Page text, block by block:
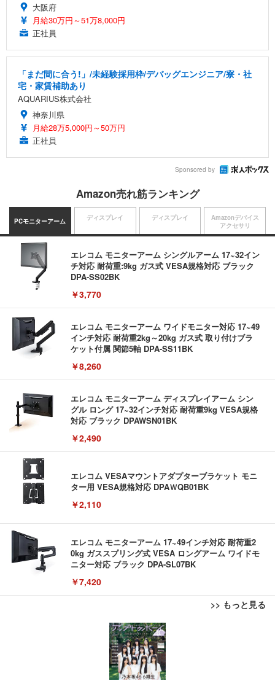
大阪府
月給30万円～51万8,000円
正社員
「まだ間に合う!」/未経験採用枠/デバッグエンジニア/寮・社
宅・家賃補助あり
AQUARIUS株式会社
神奈川県
月給28万5,000円～50万円
正社員
Sponsored by
Amazon売れ筋ランキング
PCモニターアーム
エレコム モニターアーム シングルアーム 17~32イン
チ対応 耐荷重:9kg ガス式 VESA規格対応 ブラック
DPA-SS02BK
￥3,770
エレコム モニターアーム ワイドモニター対応 17~49
インチ対応 耐荷重2kg～20kg ガス式 取り付けブラ
ケット付属 関節5軸 DPA-SS11BK
￥8,260
エレコム モニターアーム ディスプレイアーム シン
グル ロング 17~32インチ対応 耐荷重9kg VESA規格
対応 ブラック DPAWSN01BK
￥2,490
エレコム VESAマウントアダプターブラケット モニ
ター用 VESA規格対応 DPAＷQB01BK
￥2,110
エレコム モニターアーム 17~49インチ対応 耐荷重2
0kg ガススプリング式 VESA ロングアーム ワイドモ
ニター対応 ブラック DPA-SL07BK
￥7,420
>> もっと見る
ディスプレイ
EIZO ビジネス向けプレミアムモニター | FlexScan
EV3240X-WT | 31.5型4K UHD・USB Type-C・ホワ
￥105,595
ディスプレイ
EIZO ビジネス向けプレミアムモニター | FlexScan
EV3240X-WT | 31.5型4K UHD・USB Type-C・ホワ
￥105,595
Amazonデバイス
アクセサリ
12cm HDMI延長ケーブル Fire TV Stick対応 オス-メ
ス アダプター